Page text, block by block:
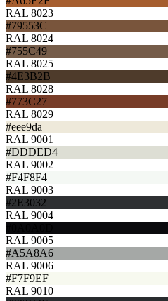
RAL 8023
#79553C
RAL 8024
#755C49
RAL 8025
#4E3B2B
RAL 8028
#773C27
RAL 8029
#eee9da
RAL 9001
#DDDED4
RAL 9002
#F4F8F4
RAL 9003
#2E3032
RAL 9004
RAL 9005
#A5A8A6
RAL 9006
#F7F9EF
RAL 9010